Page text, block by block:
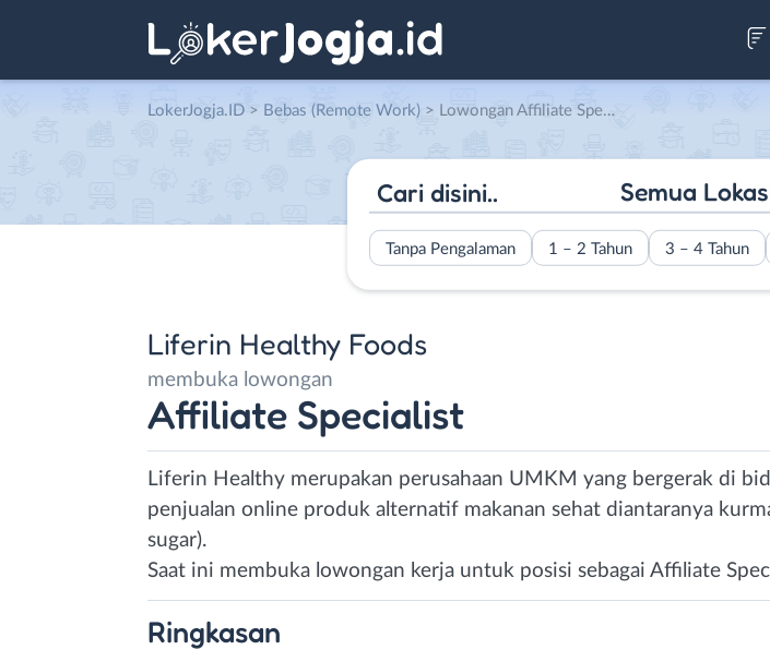
LokerJogja.ID > Bebas (Remote Work) > Lowongan Affiliate Specialist di Liferin Healthy Foods
Semua
Tanpa Pengalaman 1 – 2 Tahun 3 – 4 Tahun
Liferin Healthy Foods
membuka lowongan
Affiliate Specialist
Liferin Healthy merupakan perusahaan UMKM yang bergerak di
penjualan online produk alternatif makanan sehat diantaranya
sugar).
Saat ini membuka lowongan kerja untuk posisi sebagai Affiliate
Ringkasan